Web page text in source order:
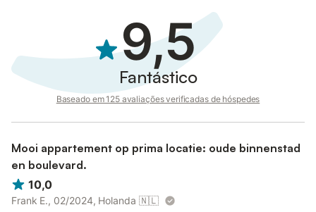
9,5
Fantástico
Baseado em 125 avaliações verificadas de hóspedes
Mooi appartement op prima locatie: oude binnenstad
en boulevard.
10,0
Frank E., 02/2024, Holanda 🇳🇱